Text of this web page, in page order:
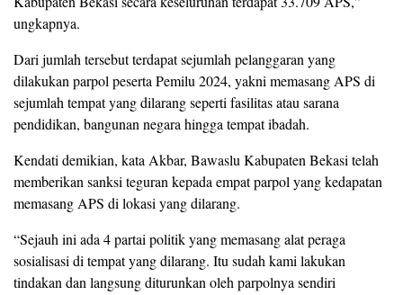
ungkapnya.
Dari jumlah tersebut terdapat sejumlah pelanggaran yang
dilakukan parpol peserta Pemilu 2024, yakni memasang APS di
sejumlah tempat yang dilarang seperti fasilitas atau sarana
pendidikan, bangunan negara hingga tempat ibadah.
Kendati demikian, kata Akbar, Bawaslu Kabupaten Bekasi telah
memberikan sanksi teguran kepada empat parpol yang kedapatan
memasang APS di lokasi yang dilarang.
“Sejauh ini ada 4 partai politik yang memasang alat peraga
sosialisasi di tempat yang dilarang. Itu sudah kami lakukan
tindakan dan langsung diturunkan oleh parpolnya sendiri